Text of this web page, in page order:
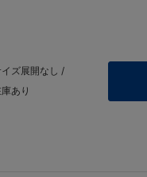
ズ展開なし /
あり